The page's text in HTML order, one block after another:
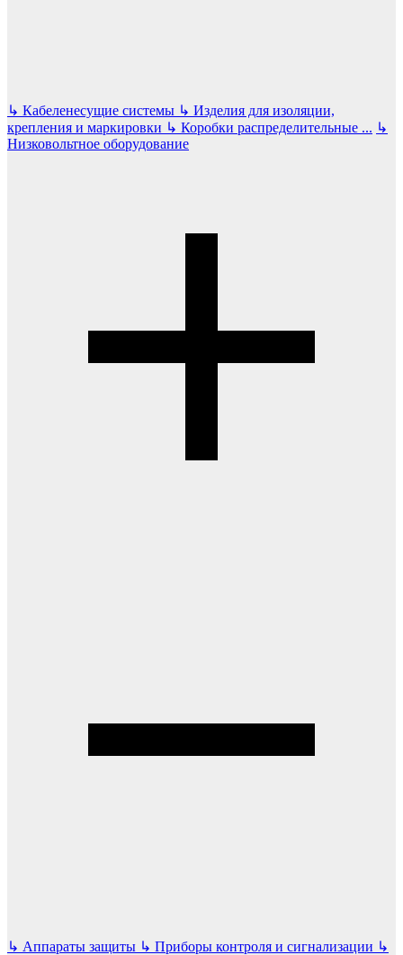
↳ Кабеленесущие системы ↳ Изделия для изоляции,
крепления и маркировки ↳ Коробки распределительные ... ↳
Низковольтное оборудование
↳ Аппараты защиты ↳ Приборы контроля и сигнализации ↳